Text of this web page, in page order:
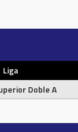
Liga
Doble A